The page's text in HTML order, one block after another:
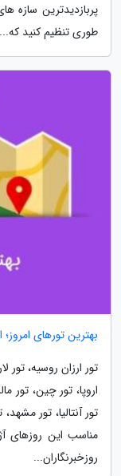
پربازدیدترین سازه
طوری تنظیم کنید که...
بهترین تورهای امروز؛
تور ارزان روسیه، تور
اروپا، تور چین، تور
تور آنتالیا، تور
مناسب این روزهای
روزخبرنگاران...